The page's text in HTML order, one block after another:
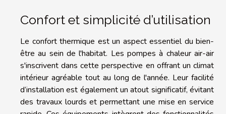
Confort et simplicité d’utilisation
Le confort thermique est un aspect essentiel du bien-
être au sein de l'habitat. Les pompes à chaleur air-air
s'inscrivent dans cette perspective en offrant un climat
intérieur agréable tout au long de l'année. Leur facilité
d’installation est également un atout significatif, évitant
des travaux lourds et permettant une mise en service